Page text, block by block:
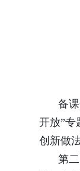
备
开放”专
创新做法
第